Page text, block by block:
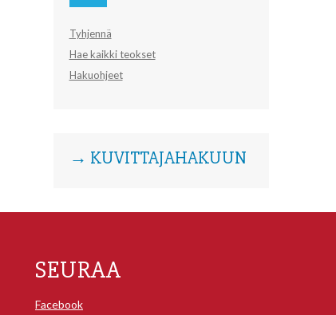
Tyhjennä
Hae kaikki teokset
Hakuohjeet
→ KUVITTAJAHAKUUN
SEURAA
Facebook